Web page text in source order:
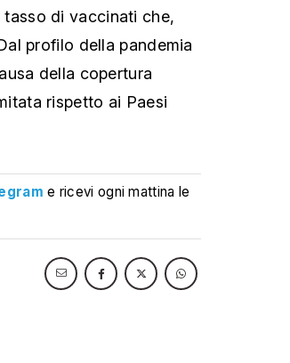
di vaccinati che,
profilo della pandemia
della copertura
rispetto ai Paesi
e ricevi ogni mattina le